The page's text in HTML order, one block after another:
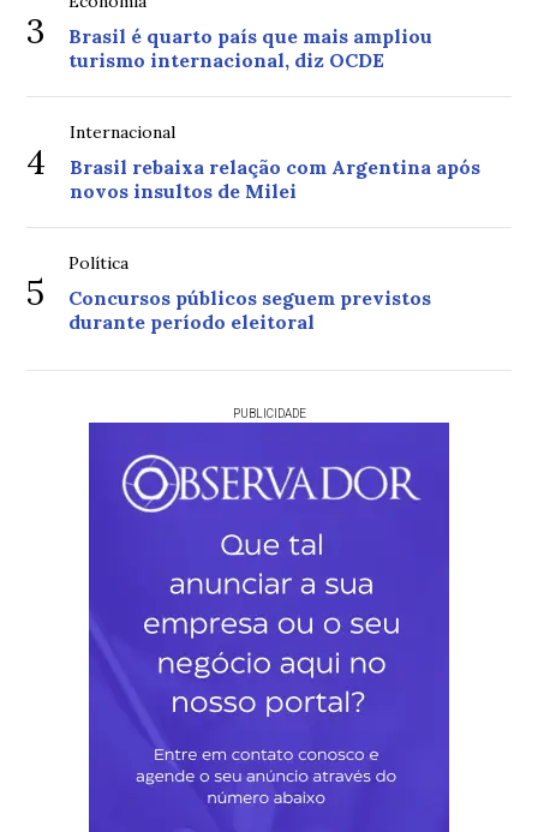
3
Brasil é quarto país que mais ampliou
turismo internacional, diz OCDE
4
Internacional
Brasil rebaixa relação com Argentina após
novos insultos de Milei
5
Política
Concursos públicos seguem previstos
durante período eleitoral
PUBLICIDADE